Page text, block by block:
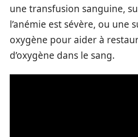
une transfusion sanguine,
l’anémie est sévère, ou une
oxygène pour aider à
d’oxygène dans le sang.